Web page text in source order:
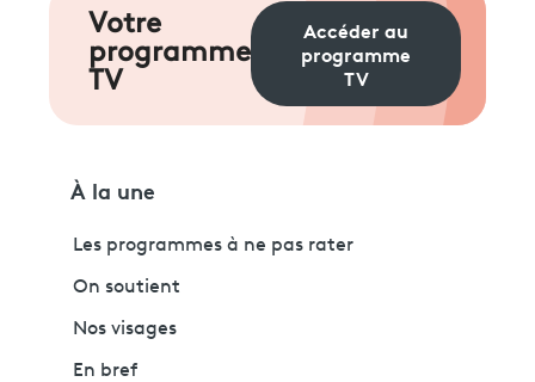
Votre
programme
TV
Accéder au
programme
TV
À la une
Les programmes à ne pas rater
On soutient
Nos visages
En bref